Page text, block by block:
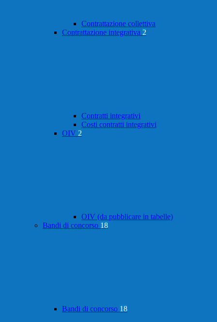
Contrattazione collettiva
Contrattazione integrativa 2
Contratti integrativi
Costi contratti integrativi
OIV 2
OIV (da pubblicare in tabelle)
Bandi di concorso 18
Bandi di concorso 18